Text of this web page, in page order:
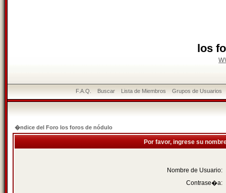
los
F.A.Q. Buscar Lista de Miembros Grupos de Usuarios
�ndice del Foro los foros de nódulo
Por favor, ingrese su
Nombre de Usuario:
Contrase�a: